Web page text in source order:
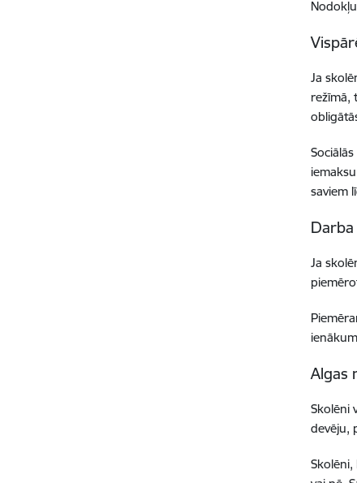
Ja
režīmā,
saviem
Ja
Algas
Skolēni
devēju,